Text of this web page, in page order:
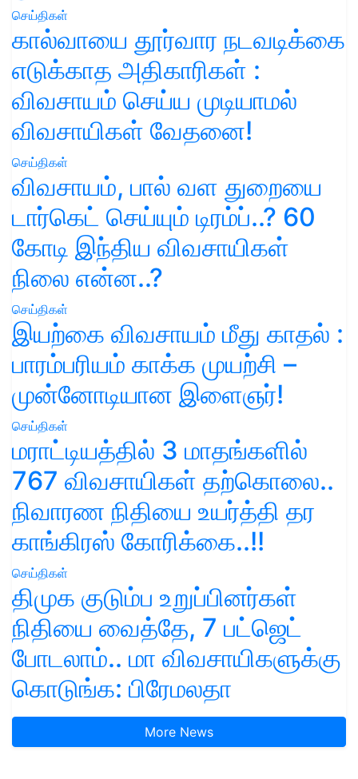
செய்திகள்
கால்வாயை தூர்வார நடவடிக்கை
எடுக்காத அதிகாரிகள் :
விவசாயம் செய்ய முடியாமல்
விவசாயிகள் வேதனை!
செய்திகள்
விவசாயம், பால் வள துறையை
டார்கெட் செய்யும் டிரம்ப்..? 60
கோடி இந்திய விவசாயிகள்
நிலை என்ன..?
செய்திகள்
இயற்கை விவசாயம் மீது காதல் :
பாரம்பரியம் காக்க முயற்சி –
முன்னோடியான இளைஞர்!
செய்திகள்
மராட்டியத்தில் 3 மாதங்களில்
767 விவசாயிகள் தற்கொலை..
நிவாரண நிதியை உயர்த்தி தர
காங்கிரஸ் கோரிக்கை..!!
செய்திகள்
திமுக குடும்ப உறுப்பினர்கள்
நிதியை வைத்தே, 7 பட்ஜெட்
போடலாம்.. மா விவசாயிகளுக்கு
கொடுங்க: பிரேமலதா
More News